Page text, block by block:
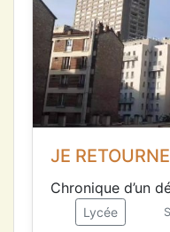
JE
Chronique d’un
Lycée